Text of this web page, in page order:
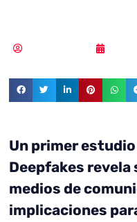
Un primer
Deepfakes revela
medios de
implicaciones